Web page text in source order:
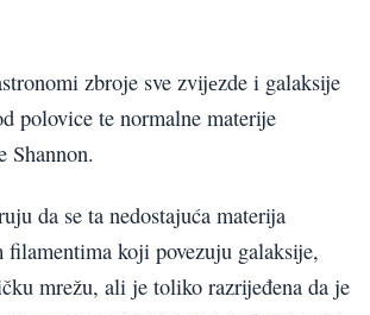
zbroje sve zvijеzde i galaksije
polovice te normalne materije
Shannon.
da se ta nedostajuća materija
koji povezuju galaksije,
mrežu, ali je toliko razrijeđena da je